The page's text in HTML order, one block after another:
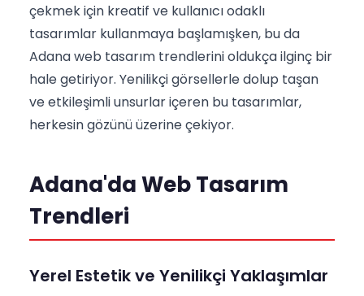
çekmek için kreatif ve kullanıcı odaklı
tasarımlar kullanmaya başlamışken, bu da
Adana web tasarım trendlerini oldukça ilginç bir
hale getiriyor. Yenilikçi görsellerle dolup taşan
ve etkileşimli unsurlar içeren bu tasarımlar,
herkesin gözünü üzerine çekiyor.
Adana'da Web Tasarım
Trendleri
Yerel Estetik ve Yenilikçi Yaklaşımlar